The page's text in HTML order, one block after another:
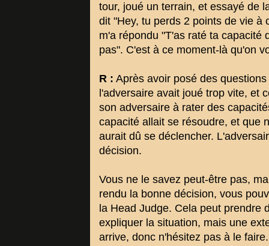
tour, joué un terrain, et essayé de
dit "Hey, tu perds 2 points de vie à
m'a répondu "T'as raté ta capacité
pas". C'est à ce moment-là qu'on
R : Après avoir posé des
l'adversaire avait joué trop vite, et
son adversaire à rater des
capacité allait se résoudre, et que
aurait dû se déclencher.
décision.
Vous ne le savez peut-être pas,
rendu la bonne décision, vous
la Head Judge. Cela peut prendre
expliquer la situation, mais une
arrive, donc n'hésitez pas à le faire.